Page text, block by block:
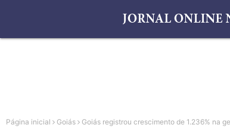
Página inicial Goiás Goiás registrou crescimento de 1.236% na